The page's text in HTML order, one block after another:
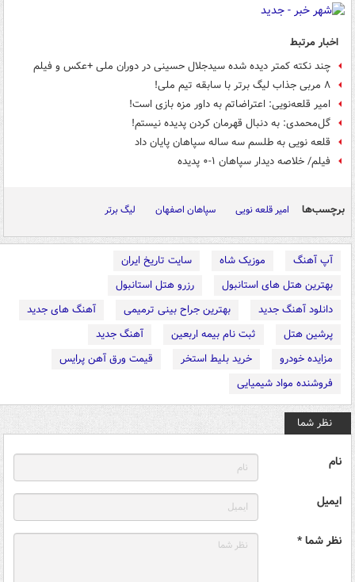
اخبار مرتبط
چند نکته کمتر دیده شده سیدجلال حسینی در دوران ملی +عکس و فیلم
۸ مربی جذاب لیگ برتر با سابقه تیم ملی!
امیر قلعه‌نویی: اعتراضاتم به داور مزه بازی است!
گل‌محمدی: به دنبال قهرمان کردن پدیده نیستم!
قلعه نویی به طلسم سه ساله سپاهان پایان داد
فیلم/ خلاصه دیدار سپاهان ۱-۰ پدیده
برچسب‌ها امیر قلعه نویی سپاهان اصفهان لیگ برتر
آپ آهنگ موزیک شاه
سایت تاریخ ایران
بهترین هتل های استانبول
رزرو هتل استانبول
دانلود آهنگ جدید
بهترین جراح بینی ترمیمی
آهنگ های جدید
پرشین هتل
ثبت نام بیمه اربعین
آهنگ جدید
مزایده خودرو
خرید بلیط استخر
قیمت ورق آهن پرایس
فروشنده مواد شیمیایی
نظر شما
نام
ایمیل
نظر شما *